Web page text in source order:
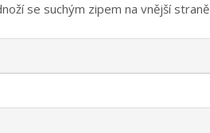
se suchým zipem na vnější straně